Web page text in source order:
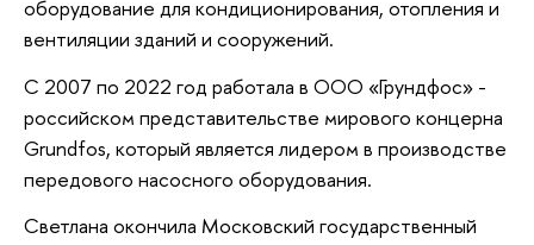
оборудование для кондиционирования, отопления и
вентиляции зданий и сооружений.
С 2007 по 2022 год работала в ООО «Грундфос» -
российском представительстве мирового концерна
Grundfos, который является лидером в производстве
передового насосного оборудования.
Светлана окончила Московский государственный